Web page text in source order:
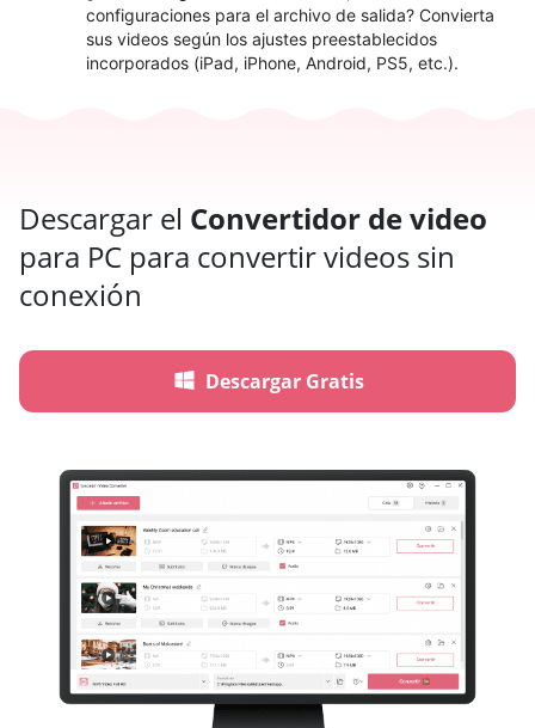
configuraciones para el archivo de salida? Convierta
sus videos según los ajustes preestablecidos
incorporados (iPad, iPhone, Android, PS5, etc.).
Descargar el Convertidor de video
para PC para convertir videos sin
conexión
Descargar Gratis